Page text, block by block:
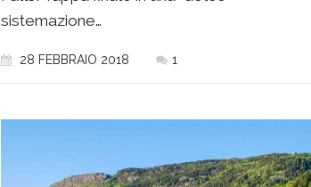
sistemazione…
28 FEBBRAIO 2018 1